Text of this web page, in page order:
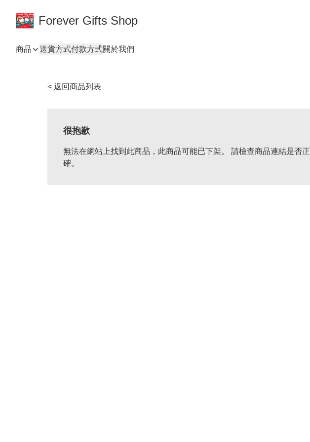
Forever Gifts Shop
商品 送貨方式付款方式關於我們
< 返回商品列表
很抱歉
無法在網站上找到此商品，此商品可能已下架。 請檢查商品連結是否正
確。